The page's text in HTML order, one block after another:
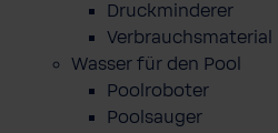
Druckminderer
Verbrauchsmaterial
Wasser für den Pool
Poolroboter
Poolsauger